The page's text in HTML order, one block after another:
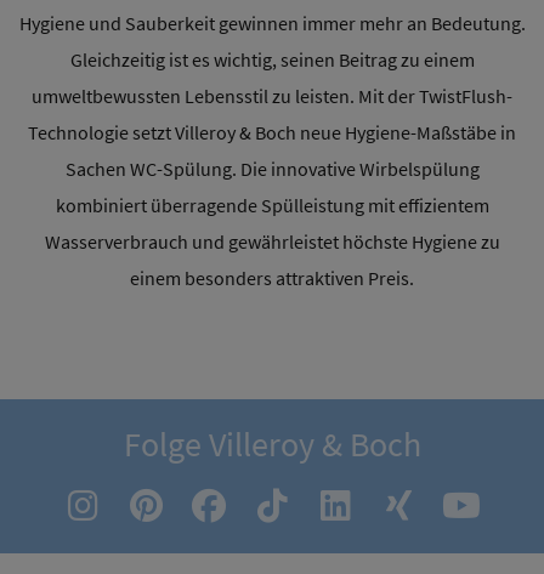
Hygiene und Sauberkeit gewinnen immer mehr an Bedeutung.
Gleichzeitig ist es wichtig, seinen Beitrag zu einem
umweltbewussten Lebensstil zu leisten. Mit der TwistFlush-
Technologie setzt Villeroy & Boch neue Hygiene-Maßstäbe in
Sachen WC-Spülung. Die innovative Wirbelspülung
kombiniert überragende Spülleistung mit effizientem
Wasserverbrauch und gewährleistet höchste Hygiene zu
einem besonders attraktiven Preis.
Folge Villeroy & Boch